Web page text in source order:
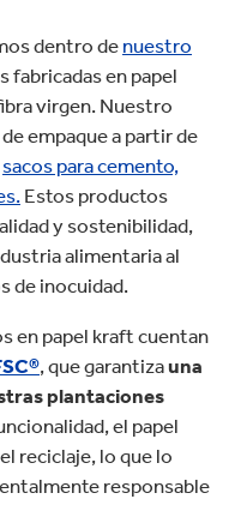
dentro de nuestro
fabricadas en papel
virgen. Nuestro
empaque a partir de
sacos para cemento,
Estos productos
y sostenibilidad,
alimentaria al
de inocuidad.
en papel kraft cuentan
, que garantizauna
plantaciones
el papel
reciclaje, lo que lo
responsable